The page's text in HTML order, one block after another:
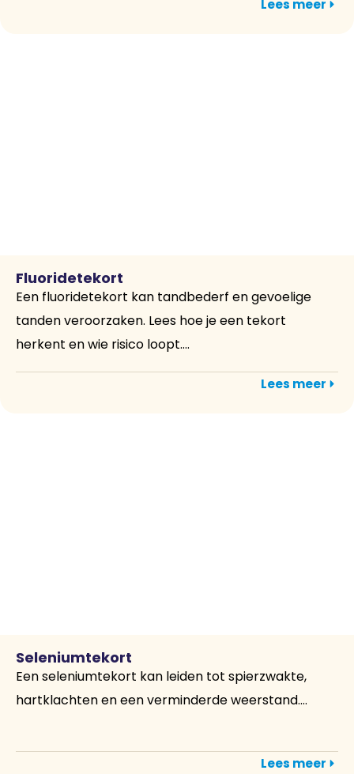
Lees meer
Fluoridetekort
Een fluoridetekort kan tandbederf en gevoelige
tanden veroorzaken. Lees hoe je een tekort
herkent en wie risico loopt....
Lees meer
Seleniumtekort
Een seleniumtekort kan leiden tot spierzwakte,
hartklachten en een verminderde weerstand....
Lees meer